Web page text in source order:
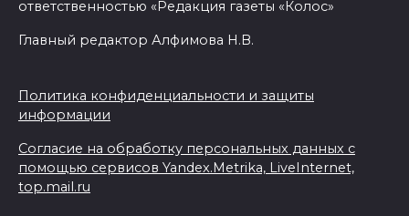
ответственностью «Редакция газеты «Колос»
Главный редактор Алфимова Н.В.
Политика конфиденциальности и защиты
информации
Согласие на обработку персональных данных с
помощью сервисов Yandex.Metrika, LiveInternet,
top.mail.ru